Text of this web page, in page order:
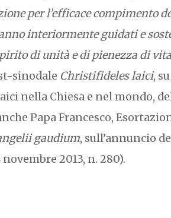
per l’efficace compimento
interiormente guidati e
di unità e di pienezza di
sinodale Christifideles laici,
nella Chiesa e nel mondo,
Papa Francesco,
gaudium, sull’annuncio
2013, n. 280).